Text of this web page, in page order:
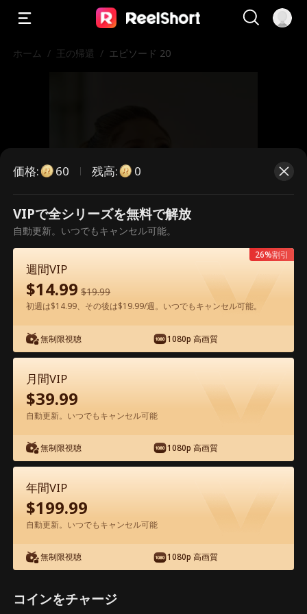
ホーム / 王の帰還 / エピソード 20
こちらは有料のエピソードです。視
聴いただくには解放が必要です。
60今すぐ解放
アプリ内で無料視聴可能
エピソード20 - 王の帰還 映画フル
0-49 50-74
20 23
価格: 60 残高: 0
VIPで全シリーズを無料で解放
自動更新。いつでもキャンセル可能。
週間VIP
$14.99 $19.99
初週は$14.99、その後は$19.99/週。いつでもキャンセル可能。
無制限視聴 1080p 高画質
26%割引
月間VIP
$39.99
自動更新。いつでもキャンセル可能
無制限視聴 1080p 高画質
年間VIP
$199.99
自動更新。いつでもキャンセル可能
無制限視聴 1080p 高画質
コインをチャージ